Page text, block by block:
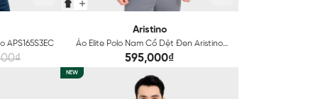
APS165S3EC
Aristino
Áo Elite Polo Nam Cổ Dệt Đen Aristino
Cotton Regular Fit APSR10EC
595,000₫
NEW